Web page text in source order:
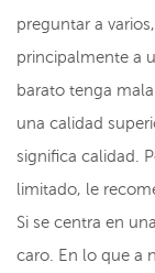
preguntar a
principalmente a
barato tenga
una calidad
significa calidad.
limitado, le
Si se centra en
caro. En lo que a